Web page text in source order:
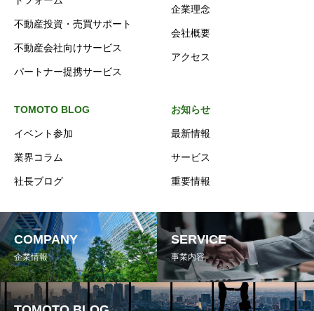
不動産投資・売買サポート
不動産会社向けサービス
パートナー提携サービス
企業理念
会社概要
アクセス
TOMOTO BLOG
イベント参加
業界コラム
社長ブログ
お知らせ
最新情報
サービス
重要情報
COMPANY
企業情報
SERVICE
事業内容